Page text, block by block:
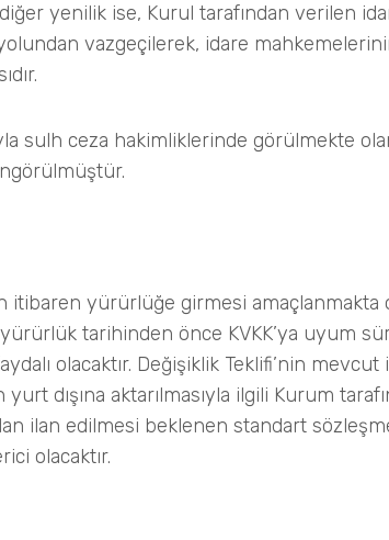
yenilik ise, Kurul tarafından verilen
vazgeçilerek, idare
sulh ceza hakimliklerinde görülmekte
itibaren yürürlüğe girmesi
tarihinden önce KVKK’ya uyum
olacaktır. Değişiklik Teklifi’nin mevcut
dışına aktarılmasıyla ilgili Kurum
ilan edilmesi beklenen standart
olacaktır.